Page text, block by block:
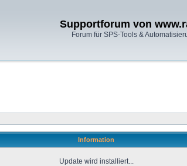
Supportforum von
Forum für SPS-Tools &
Information
Update wird installiert...